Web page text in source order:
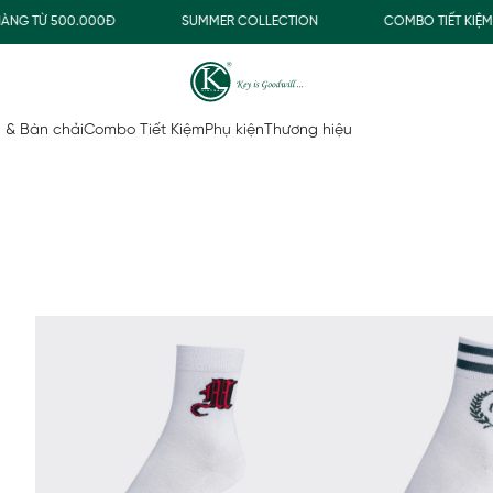
TỪ 500.000Đ SUMMER COLLECTION COMBO TIẾT KIỆM
& Bàn chảiCombo Tiết KiệmPhụ kiện Thương hiệu